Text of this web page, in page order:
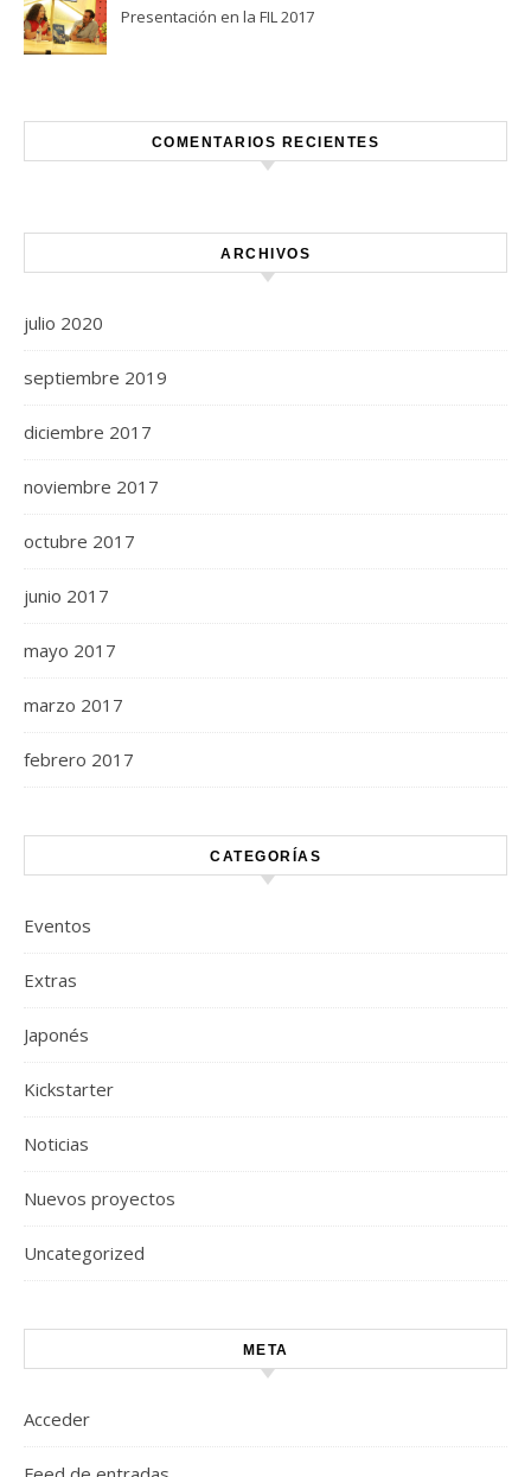
Presentación en la FIL 2017
COMENTARIOS RECIENTES
ARCHIVOS
julio 2020
septiembre 2019
diciembre 2017
noviembre 2017
octubre 2017
junio 2017
mayo 2017
marzo 2017
febrero 2017
CATEGORÍAS
Eventos
Extras
Japonés
Kickstarter
Noticias
Nuevos proyectos
Uncategorized
META
Acceder